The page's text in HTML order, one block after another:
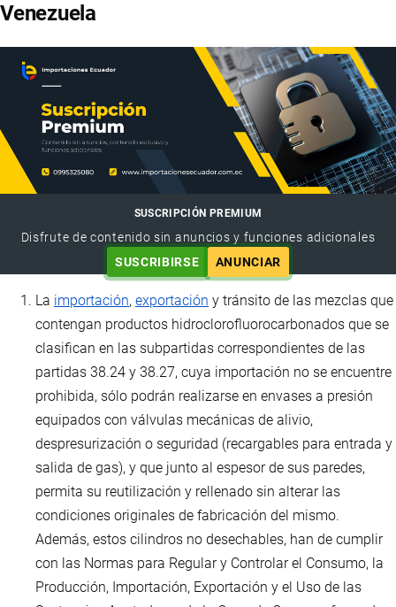
Venezuela
SUSCRIPCIÓN PREMIUM
Disfrute de contenido sin anuncios y funciones adicionales
SUSCRIBIRSE
ANUNCIAR
La importación, exportación y tránsito de las mezclas que
contengan productos hidroclorofluorocarbonados que se
clasifican en las subpartidas correspondientes de las
partidas 38.24 y 38.27, cuya importación no se encuentre
prohibida, sólo podrán realizarse en envases a presión
equipados con válvulas mecánicas de alivio,
despresurización o seguridad (recargables para entrada y
salida de gas), y que junto al espesor de sus paredes,
permita su reutilización y rellenado sin alterar las
condiciones originales de fabricación del mismo.
Además, estos cilindros no desechables, han de cumplir
con las Normas para Regular y Controlar el Consumo, la
Producción, Importación, Exportación y el Uso de las